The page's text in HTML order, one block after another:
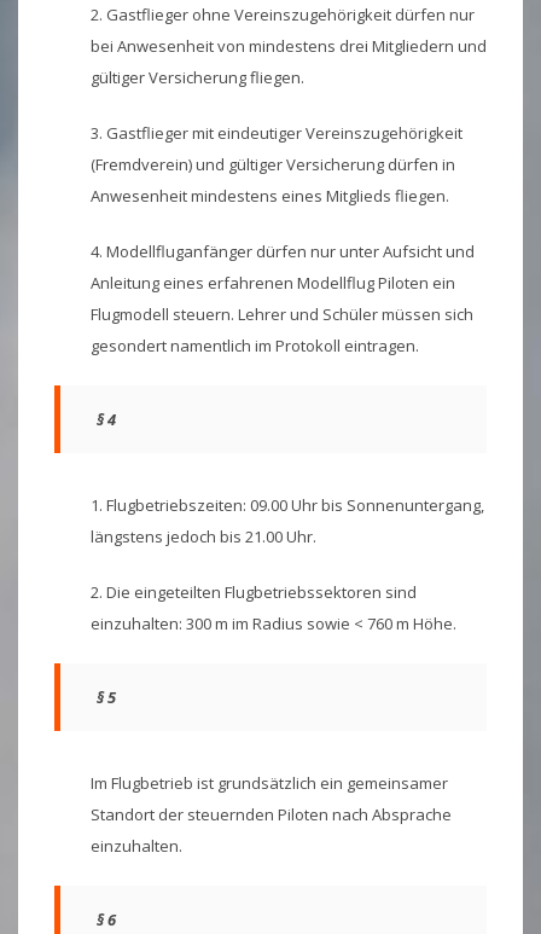
2. Gastflieger ohne Vereinszugehörigkeit dürfen nur
bei Anwesenheit von mindestens drei Mitgliedern und
gültiger Versicherung fliegen.
3. Gastflieger mit eindeutiger Vereinszugehörigkeit
(Fremdverein) und gültiger Versicherung dürfen in
Anwesenheit mindestens eines Mitglieds fliegen.
4. Modellfluganfänger dürfen nur unter Aufsicht und
Anleitung eines erfahrenen Modellflug Piloten ein
Flugmodell steuern. Lehrer und Schüler müssen sich
gesondert namentlich im Protokoll eintragen.
§ 4
1. Flugbetriebszeiten: 09.00 Uhr bis Sonnenuntergang,
längstens jedoch bis 21.00 Uhr.
2. Die eingeteilten Flugbetriebssektoren sind
einzuhalten: 300 m im Radius sowie < 760 m Höhe.
§ 5
Im Flugbetrieb ist grundsätzlich ein gemeinsamer
Standort der steuernden Piloten nach Absprache
einzuhalten.
§ 6